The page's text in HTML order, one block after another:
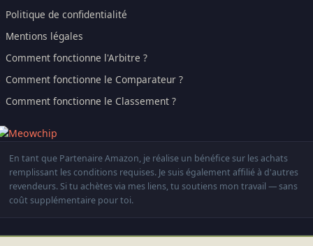
Politique de confidentialité
Mentions légales
Comment fonctionne l'Arbitre ?
Comment fonctionne le Comparateur ?
Comment fonctionne le Classement ?
En tant que Partenaire Amazon, je réalise un bénéfice sur les achats
remplissant les conditions requises. Je suis également affilié à d'autres
revendeurs. Si tu achètes via mes liens, tu soutiens mon travail — sans
coût supplémentaire pour toi.